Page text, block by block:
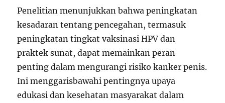
Penelitian menunjukkan bahwa peningkatan
kesadaran tentang pencegahan, termasuk
peningkatan tingkat vaksinasi HPV dan
praktek sunat, dapat memainkan peran
penting dalam mengurangi risiko kanker penis.
Ini menggarisbawahi pentingnya upaya
edukasi dan kesehatan masyarakat dalam